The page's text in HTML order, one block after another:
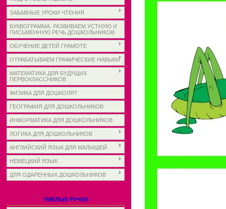
ЗАБАВНЫЕ УРОКИ ЧТЕНИЯ
БУКВОГРАММА. РАЗВИВАЕМ УСТНУЮ И
ПИСЬМЕННУЮ РЕЧЬ ДОШКОЛЬНИКОВ
ОБУЧЕНИЕ ДЕТЕЙ ГРАМОТЕ
ОТРАБАТЫВАЕМ ГРАФИЧЕСКИЕ НАВЫКИ
МАТЕМАТИКА ДЛЯ БУДУЩИХ
ПЕРВОКЛАССНИКОВ
ФИЗИКА ДЛЯ ДОШКОЛЯТ
ГЕОГРАФИЯ ДЛЯ ДОШКОЛЬНИКОВ
ИНФОРМАТИКА ДЛЯ ДОШКОЛЬНИКОВ
ЛОГИКА ДЛЯ ДОШКОЛЬНИКОВ
АНГЛИЙСКИЙ ЯЗЫК ДЛЯ МАЛЫШЕЙ
НЕМЕЦКИЙ ЯЗЫК
ДЛЯ ОДАРЕННЫХ ДОШКОЛЬНИКОВ
УМЕЛЫЕ РУЧКИ